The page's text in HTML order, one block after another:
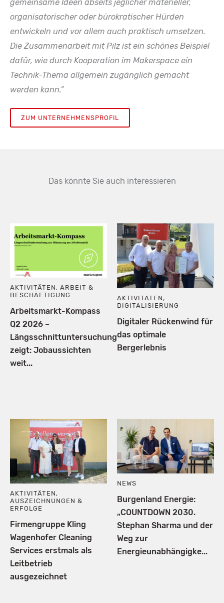
gemeinsame Ideen abseits jeglicher materieller,
organisatorischer oder bürokratischer Hürden
entwickeln und vor allem auch praktisch umsetzen.
Die Zusammenarbeit mit Pilz ist ein schönes Beispiel
dafür, wie durch Kooperation im Makerspace ein
Technik-Thema allgemein zugänglich gemacht
werden kann.”
ZUM UNTERNEHMENSPROFIL
Das könnte Sie auch interessieren
AKTIVITÄTEN ,ARBEIT &
BESCHÄFTIGUNG
Arbeitsmarkt-Kompass
Q2 2026 –
Längsschnittuntersuchung
zeigt: Jobaussichten
weit...
AKTIVITÄTEN ,
DIGITALISIERUNG
Digitaler Rückenwind für
das optimale
Bergerlebnis
AKTIVITÄTEN,
AUSZEICHNUNGEN &
ERFOLGE
Firmengruppe Kling
Wagenhofer Cleaning
Services erstmals als
Leitbetrieb
ausgezeichnet
NEWS
Burgenland Energie:
„COUNTDOWN 2030.
Stephan Sharma und der
Weg zur
Energieunabhängigke...